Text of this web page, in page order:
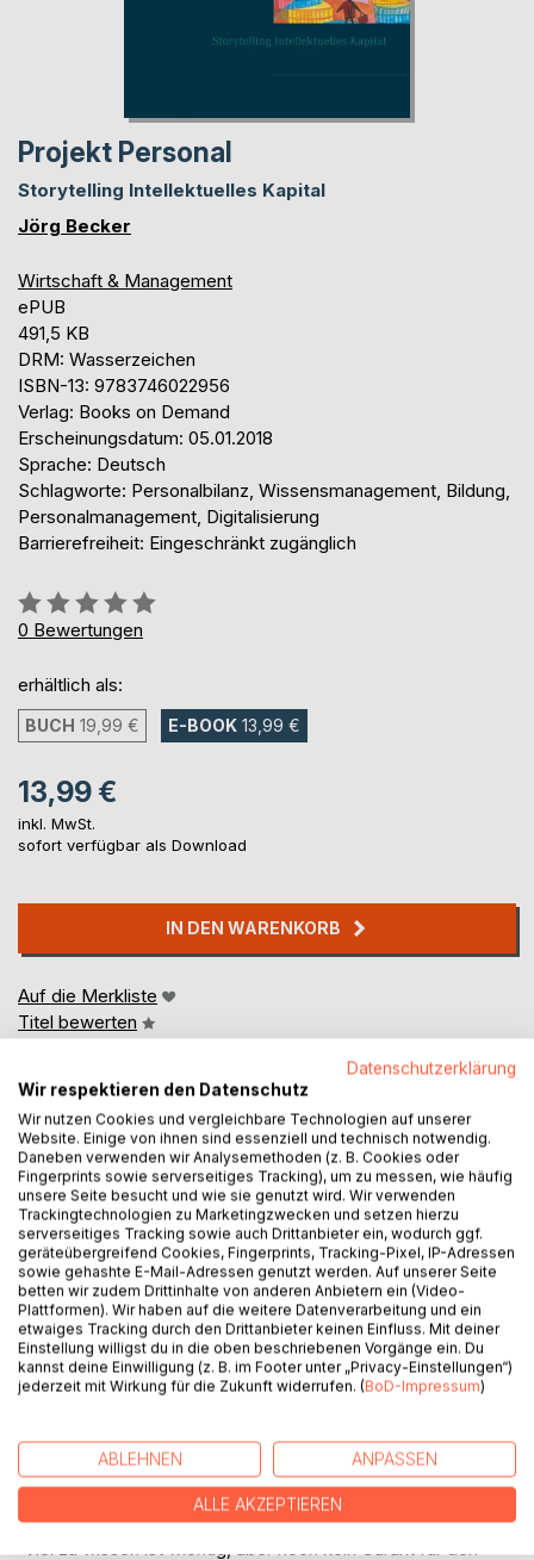
Projekt Personal
Storytelling Intellektuelles Kapital
Jörg Becker
Wirtschaft & Management
ePUB
491,5 KB
DRM: Wasserzeichen
ISBN-13: 9783746022956
Verlag: Books on Demand
Erscheinungsdatum: 05.01.2018
Sprache: Deutsch
Schlagworte: Personalbilanz, Wissensmanagement, Bildung,
Personalmanagement, Digitalisierung
Barrierefreiheit: Eingeschränkt zugänglich
Bewertung::
0%
0 Bewertungen
erhältlich als:
BUCH 19,99 € E-BOOK 13,99 €
13,99 €
inkl. MwSt.
sofort verfügbar als Download
IN DEN WARENKORB
Auf die Merkliste
Titel bewerten
BESCHREIBUNG
Innerhalb der Arbeits- und Berufswelt werden die Karten
neu gemischt. Vernetzung macht die Welt nicht nur
schneller, sondern auch komplexer. Je wissensintensiver
das Umfeld und je ausgeprägter die personalbezogene
Wissensbasis ist, umso stärker rücken spezifische
Merkmale des Intellektuellen Kapitals in den Vordergrund.
sozialen und gesellschaftlichen Zusammenhängen. Über
Personalbilanzen können solche Intangibles einer
transparent nachvollziehbaren und einheitlich
durchgängigen Bewertungssystematik zugeführt werden.
Datenschutzerklärung
Wir respektieren den Datenschutz
Wir nutzen Cookies und vergleichbare Technologien auf unserer
Website. Einige von ihnen sind essenziell und technisch notwendig.
Daneben verwenden wir Analysemethoden (z. B. Cookies oder
Fingerprints sowie serverseitiges Tracking), um zu messen, wie häufig
unsere Seite besucht und wie sie genutzt wird. Wir verwenden
Trackingtechnologien zu Marketingzwecken und setzen hierzu
serverseitiges Tracking sowie auch Drittanbieter ein, wodurch ggf.
geräteübergreifend Cookies, Fingerprints, Tracking-Pixel, IP-Adressen
sowie gehashte E-Mail-Adressen genutzt werden. Auf unserer Seite
betten wir zudem Drittinhalte von anderen Anbietern ein (Video-
Plattformen). Wir haben auf die weitere Datenverarbeitung und ein
etwaiges Tracking durch den Drittanbieter keinen Einfluss. Mit deiner
Einstellung willigst du in die oben beschriebenen Vorgänge ein. Du
kannst deine Einwilligung (z. B. im Footer unter „Privacy-Einstellungen“)
jederzeit mit Wirkung für die Zukunft widerrufen. (BoD-Impressum)
ABLEHNEN ANPASSEN
ALLE AKZEPTIEREN